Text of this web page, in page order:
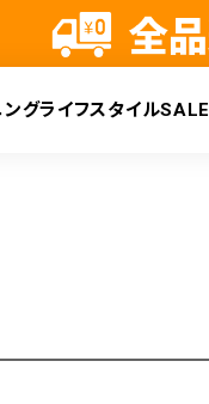
ングライフスタイルSALE